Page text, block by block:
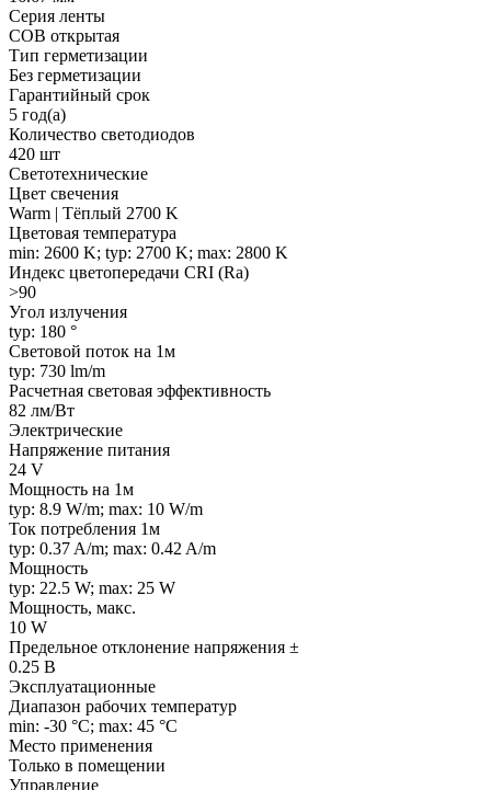
Серия ленты
COB открытая
Тип герметизации
Без герметизации
Гарантийный срок
5 год(а)
Количество светодиодов
420 шт
Светотехнические
Цвет свечения
Warm | Тёплый 2700 K
Цветовая температура
min: 2600 K; typ: 2700 K; max: 2800 K
Индекс цветопередачи CRI (Ra)
>90
Угол излучения
typ: 180 °
Световой поток на 1м
typ: 730 lm/m
Расчетная световая эффективность
82 лм/Вт
Электрические
Напряжение питания
24 V
Мощность на 1м
typ: 8.9 W/m; max: 10 W/m
Ток потребления 1м
typ: 0.37 A/m; max: 0.42 A/m
Мощность
typ: 22.5 W; max: 25 W
Мощность, макс.
10 W
Предельное отклонение напряжения ±
0.25 В
Эксплуатационные
Диапазон рабочих температур
min: -30 °C; max: 45 °C
Место применения
Только в помещении
Управление